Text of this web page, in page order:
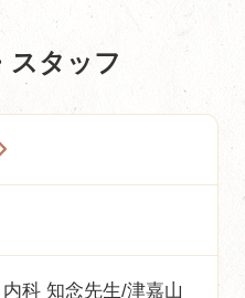
スタッフ
科 知念先生/津嘉山